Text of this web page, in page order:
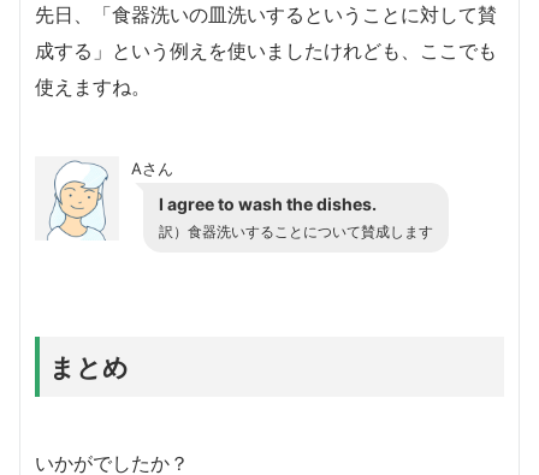
先日、「食器洗いの皿洗いするということに対して賛
成する」という例えを使いましたけれども、ここでも
使えますね。
Aさん
I agree to wash the dishes.
訳）食器洗いすることについて賛成します
まとめ
いかがでしたか？